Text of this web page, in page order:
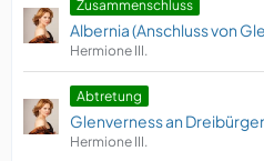
Zusammenschluss
Albernia (Anschluss von
Hermione III.
Abtretung
Glenverness an
Hermione III.